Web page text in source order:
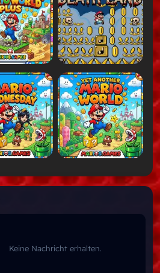
Keine Nachricht erhalten.